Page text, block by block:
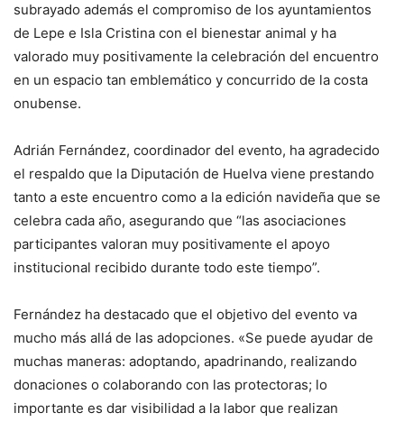
subrayado además el compromiso de los ayuntamientos
de Lepe e Isla Cristina con el bienestar animal y ha
valorado muy positivamente la celebración del encuentro
en un espacio tan emblemático y concurrido de la costa
onubense.
Adrián Fernández, coordinador del evento, ha agradecido
el respaldo que la Diputación de Huelva viene prestando
tanto a este encuentro como a la edición navideña que se
celebra cada año, asegurando que “las asociaciones
participantes valoran muy positivamente el apoyo
institucional recibido durante todo este tiempo”.
Fernández ha destacado que el objetivo del evento va
mucho más allá de las adopciones. «Se puede ayudar de
muchas maneras: adoptando, apadrinando, realizando
donaciones o colaborando con las protectoras; lo
importante es dar visibilidad a la labor que realizan